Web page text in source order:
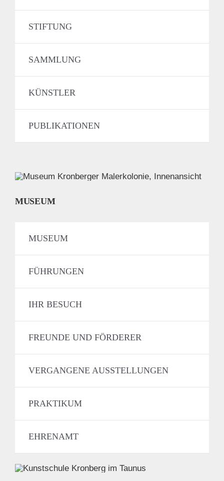
STIFTUNG
SAMMLUNG
KÜNSTLER
PUBLIKATIONEN
MUSEUM
MUSEUM
FÜHRUNGEN
IHR BESUCH
FREUNDE UND FÖRDERER
VERGANGENE AUSSTELLUNGEN
PRAKTIKUM
EHRENAMT